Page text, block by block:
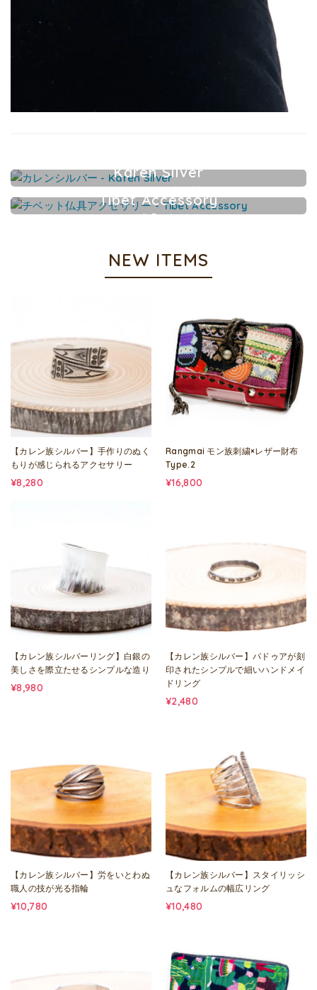
Karen Silver
カレンシルバーアクセサリー
Tibet Accessory
チベット仏具アクセサリー
NEW ITEMS
【カレン族シルバー】手作りのぬく
もりが感じられるアクセサリー
¥8,280
Rangmai モン族刺繍×レザー財布
Type.2
¥16,800
【カレン族シルバーリング】白銀の
美しさを際立たせるシンプルな造り
¥8,980
【カレン族シルバー】パドゥアが刻
印されたシンプルで細いハンドメイ
ドリング
¥2,480
【カレン族シルバー】労をいとわぬ
職人の技が光る指輪
¥10,780
【カレン族シルバー】スタイリッシ
ュなフォルムの幅広リング
¥10,480